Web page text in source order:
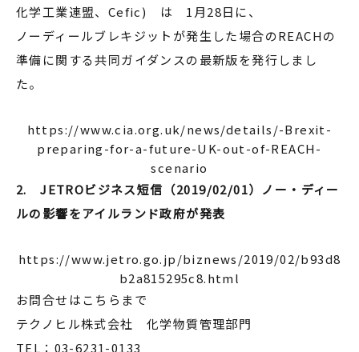
化学工業連盟、Cefic) は 1月28日に、
ノーディールブレキジットが発生した場合のREACHの
準備に関する共同ガイダンスの最新版を発行しまし
た。
https://www.cia.org.uk/news/details/-Brexit-
preparing-for-a-future-UK-out-of-REACH-
scenario
2. JETROビジネス短信（2019/02/01）ノー・ディー
ルの影響をアイルランド政府が発表
https://www.jetro.go.jp/biznews/2019/02/b93d8
b2a815295c8.html
お問合せはこちらまで
テクノヒル株式会社 化学物質管理部門
TEL：03-6231-0133